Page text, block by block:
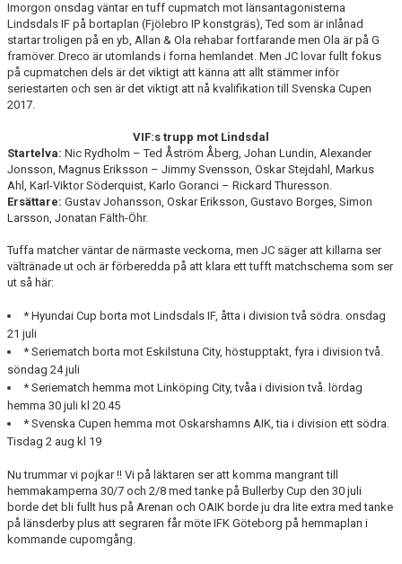
BARN & UNGDOMSVERKSAMHET
STÖTTA VIF
KONTAKT / BOKNING
Imorgon onsdag väntar en tuff cupmatch mot länsantagonisterna
Lindsdals IF på bortaplan (Fjölebro IP konstgräs), Ted som är inlånad
startar troligen på en yb, Allan & Ola rehabar fortfarande men Ola är på G
framöver. Dreco är utomlands i forna hemlandet. Men JC lovar fullt fokus
på cupmatchen dels är det viktigt att känna att allt stämmer inför
seriestarten och sen är det viktigt att nå kvalifikation till Svenska Cupen
2017.
VIF:s trupp mot Lindsdal
Startelva: Nic Rydholm – Ted Åström Åberg, Johan Lundin, Alexander
Jonsson, Magnus Eriksson – Jimmy Svensson, Oskar Stejdahl, Markus
Ahl, Karl-Viktor Söderquist, Karlo Goranci – Rickard Thuresson.
Ersättare: Gustav Johansson, Oskar Eriksson, Gustavo Borges, Simon
Larsson, Jonatan Fälth-Öhr.
Tuffa matcher väntar de närmaste veckorna, men JC säger att killarna ser
vältränade ut och är förberedda på att klara ett tufft matchschema som ser
ut så här:
* Hyundai Cup borta mot Lindsdals IF, åtta i division två södra. onsdag
21 juli
* Seriematch borta mot Eskilstuna City, höstupptakt, fyra i division två.
söndag 24 juli
* Seriematch hemma mot Linköping City, tvåa i division två. lördag
hemma 30 juli kl 20.45
* Svenska Cupen hemma mot Oskarshamns AIK, tia i division ett södra.
Tisdag 2 aug kl 19
Nu trummar vi pojkar !! Vi på läktaren ser att komma mangrant till
hemmakamperna 30/7 och 2/8 med tanke på Bullerby Cup den 30 juli
borde det bli fullt hus på Arenan och OAIK borde ju dra lite extra med tanke
på länsderby plus att segraren får möte IFK Göteborg på hemmaplan i
kommande cupomgång.